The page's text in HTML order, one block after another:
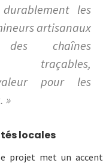
les
artisanaux
chaînes
traçables,
pour les
»
locales
projet met un accent